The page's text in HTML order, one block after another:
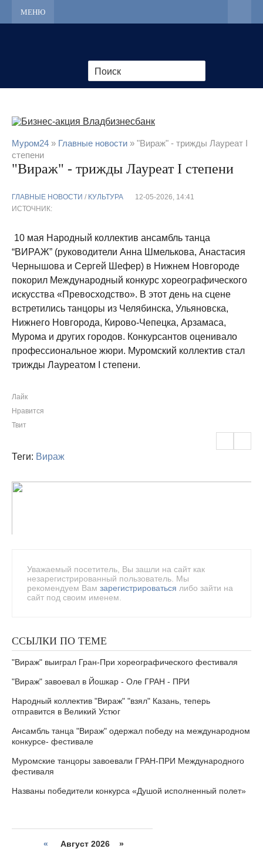
МЕНЮ
Муром24 » Главные новости » "Вираж" - трижды Лауреат I
степени
"Вираж" - трижды Лауреат I степени
ГЛАВНЫЕ НОВОСТИ / КУЛЬТУРА
12-05-2026, 14:41
ИСТОЧНИК:
10 мая Народный коллектив ансамбль танца
“ВИРАЖ” (руководители Анна Шмелькова, Анастасия
Чернышова и Сергей Шефер) в Нижнем Новгороде
покорил Международный конкурс хореографического
искусства «Превосходство». В этот день на сцене
встретились танцоры из Челябинска, Ульяновска,
Нижнего Новгорода, Кирово-Чепецка, Арзамаса,
Мурома и других городов. Конкурсантов оценивало
профессиональное жюри. Муромский коллектив стал
трижды Лауреатом I степени.
Лайк
Нравится
Твит
Теги: Вираж
Уважаемый посетитель, Вы зашли на сайт как
незарегистрированный пользователь. Мы
рекомендуем Вам зарегистрироваться либо зайти на
сайт под своим именем.
ССЫЛКИ ПО ТЕМЕ
"Вираж" выиграл Гран-При хореографического фестиваля
"Вираж" завоевал в Йошкар - Оле ГРАН - ПРИ
Народный коллектив "Вираж" "взял" Казань, теперь
отправится в Великий Устюг
Ансамбль танца "Вираж" одержал победу на международном
конкурсе- фестивале
Муромские танцоры завоевали ГРАН-ПРИ Международного
фестиваля
Названы победители конкурса «Душой исполненный полет»
« Август 2026 »